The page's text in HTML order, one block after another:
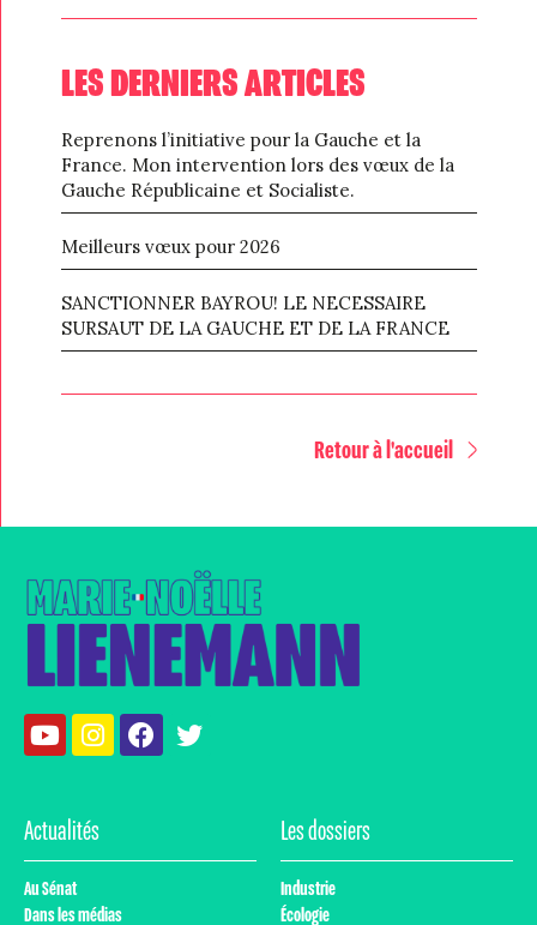
LES DERNIERS ARTICLES
Reprenons l’initiative pour la Gauche et la
France. Mon intervention lors des vœux de la
Gauche Républicaine et Socialiste.
Meilleurs vœux pour 2026
SANCTIONNER BAYROU! LE NECESSAIRE
SURSAUT DE LA GAUCHE ET DE LA FRANCE
Retour à l'accueil
Actualités
Au Sénat
Dans les médias
Les dossiers
Industrie
Écologie